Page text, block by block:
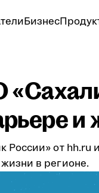
Бизнес
России» от
в регионе.